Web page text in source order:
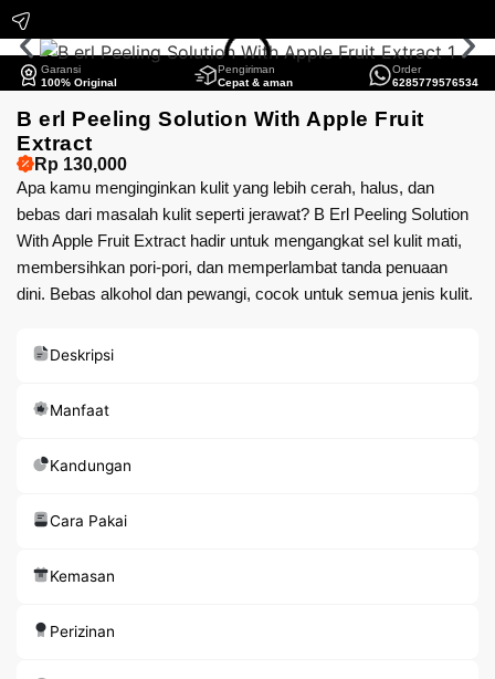
Garansi
100% Original
Pengiriman
Cepat & aman
Order
6285779576534
B erl Peeling Solution With Apple Fruit
Extract
Rp 130,000
Apa kamu menginginkan kulit yang lebih cerah, halus, dan
bebas dari masalah kulit seperti jerawat? B Erl Peeling Solution
With Apple Fruit Extract hadir untuk mengangkat sel kulit mati,
membersihkan pori-pori, dan memperlambat tanda penuaan
dini. Bebas alkohol dan pewangi, cocok untuk semua jenis kulit.
Deskripsi
Manfaat
Kandungan
Cara Pakai
Kemasan
Perizinan